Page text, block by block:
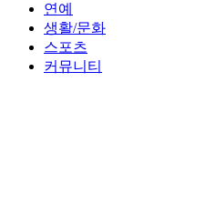
연예
생활/문화
스포츠
커뮤니티